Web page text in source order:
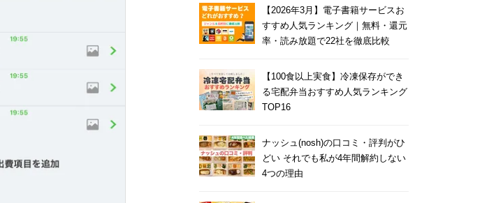
【2026年3月】電子書籍サービスお
すすめ人気ランキング｜無料・還元
率・読み放題で22社を徹底比較
【100食以上実食】冷凍保存ができ
る宅配弁当おすすめ人気ランキング
TOP16
ナッシュ(nosh)の口コミ・評判がひ
どい それでも私が4年間解約しない
4つの理由